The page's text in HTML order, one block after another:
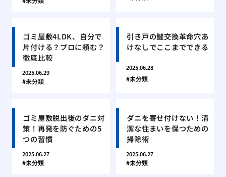
ゴミ屋敷4LDK、自分で
片付ける？プロに頼む？
徹底比較
2025.06.29
未分類
引き戸の鍵交換革命穴あ
けなしでここまでできる
2025.06.28
未分類
ゴミ屋敷脱出後のダニ対
策！再発を防ぐための5
つの習慣
2025.06.27
未分類
ダニを寄せ付けない！清
潔な住まいを保つための
掃除術
2025.06.27
未分類